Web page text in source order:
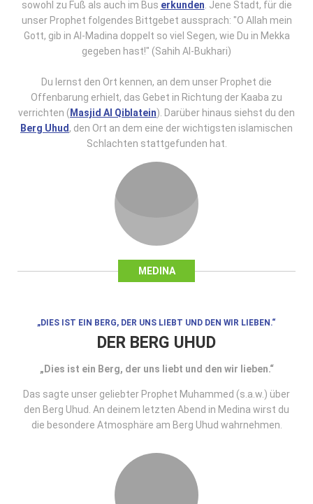
MEDINA
sowohl zu Fuß als auch im Bus erkunden . Jene Stadt, für die
unser Prophet folgendes Bittgebet aussprach: "O Allah mein
Gott, gib in Al-Madina doppelt so viel Segen, wie Du in Mekka
gegeben hast!" (Sahih Al-Bukhari)
Du lernst den Ort kennen, an dem unser Prophet die
Offenbarung erhielt, das Gebet in Richtung der Kaaba zu
verrichten ( Masjid Al Qiblatein). Darüber hinaus siehst du den
Berg Uhud , den Ort an dem eine der wichtigsten islamischen
Schlachten stattgefunden hat.
„DIES IST EIN BERG, DER UNS LIEBT UND DEN WIR LIEBEN.“
DER BERG UHUD
„Dies ist ein Berg, der uns liebt und den wir lieben.“
Das sagte unser geliebter Prophet Muhammed (s.a.w.) über
den Berg Uhud. An deinem letzten Abend in Medina wirst du
die besondere Atmosphäre am Berg Uhud wahrnehmen.